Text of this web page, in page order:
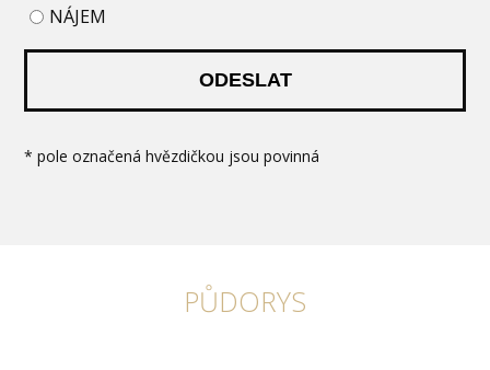
NÁJEM
ODESLAT
* pole označená hvězdičkou jsou povinná
PŮDORYS